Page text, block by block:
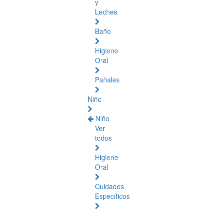
y
Leches
Baño
Higiene
Oral
Pañales
Niño
Niño
Ver
todos
Higiene
Oral
Cuidados
Específicos